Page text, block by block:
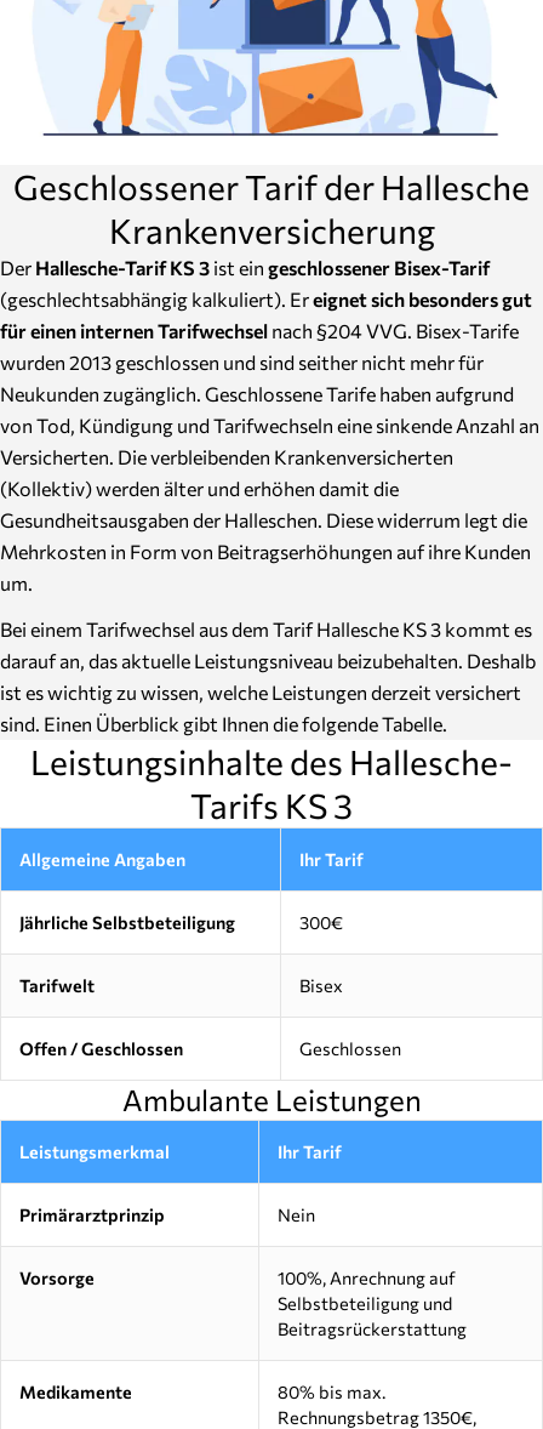
Geschlossener Tarif der Hallesche
Krankenversicherung
Der Hallesche-Tarif KS 3 ist ein geschlossener Bisex-Tarif
(geschlechtsabhängig kalkuliert). Ereignet sich besonders gut
für einen internen Tarifwechsel nach §204 VVG. Bisex-Tarife
wurden 2013 geschlossen und sind seither nicht mehr für
Neukunden zugänglich. Geschlossene Tarife haben aufgrund
von Tod, Kündigung und Tarifwechseln eine sinkende Anzahl an
Versicherten. Die verbleibenden Krankenversicherten
(Kollektiv) werden älter und erhöhen damit die
Gesundheitsausgaben der Halleschen. Diese widerrum legt die
Mehrkosten in Form von Beitragserhöhungen auf ihre Kunden
um.
Bei einem Tarifwechsel aus dem Tarif Hallesche KS 3 kommt es
darauf an, das aktuelle Leistungsniveau beizubehalten. Deshalb
ist es wichtig zu wissen, welche Leistungen derzeit versichert
sind. Einen Überblick gibt Ihnen die folgende Tabelle.
Leistungsinhalte des Hallesche-
Tarifs KS 3
Allgemeine Angaben Ihr Tarif
Jährliche Selbstbeteiligung 300€
Tarifwelt Bisex
Offen / Geschlossen Geschlossen
Ambulante Leistungen
Leistungsmerkmal Ihr Tarif
Primärarztprinzip Nein
Vorsorge
100%, Anrechnung auf
Selbstbeteiligung und
Beitragsrückerstattung
Medikamente
80% bis max.
Rechnungsbetrag 1350€,